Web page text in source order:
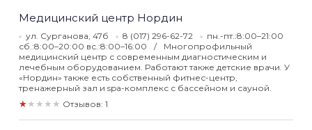
Медицинский центр Нордин
ул. Сурганова, 47б 8 (017) 296-62-72
пн.-пт.:8:00–21:00
сб.:8:00–20:00 вс.:8:00–16:00
Многопрофильный
медицинский центр с современным диагностическим и
лечебным оборудованием. Работают также детские врачи. У
«Нордин» также есть собственный фитнес-центр,
тренажерный зал и spa-комплекс с бассейном и сауной.
★★★★★ Отзывов: 1